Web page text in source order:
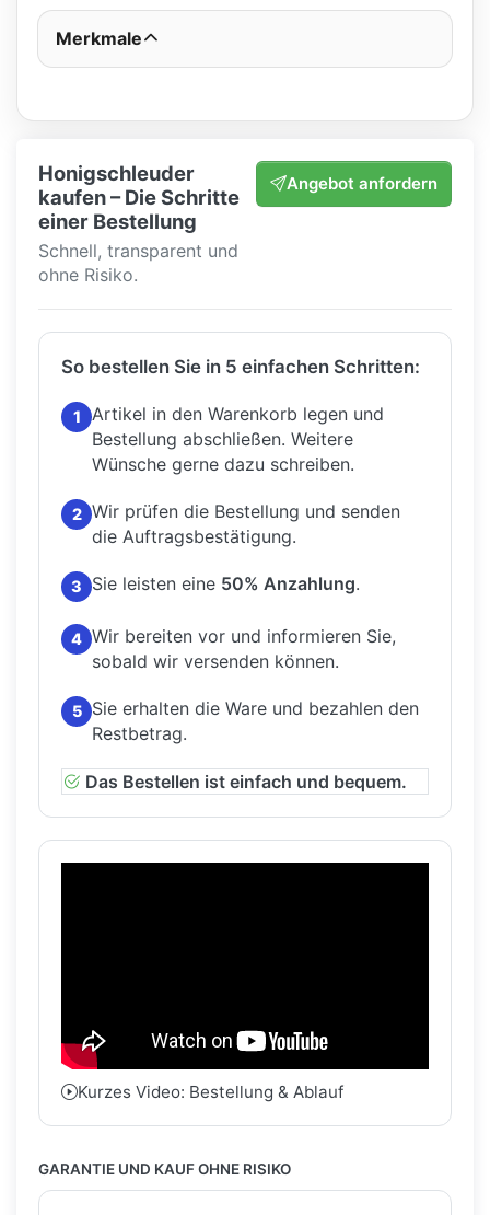
Merkmale
Honigschleuder
kaufen – Die Schritte
einer Bestellung
Schnell, transparent und
ohne Risiko.
Angebot anfordern
So bestellen Sie in 5 einfachen Schritten:
1
Artikel in den Warenkorb legen und
Bestellung abschließen. Weitere
Wünsche gerne dazu schreiben.
2 Wir prüfen die Bestellung und senden
die Auftragsbestätigung.
3 Sie leisten eine 50% Anzahlung.
4 Wir bereiten vor und informieren Sie,
sobald wir versenden können.
5
Sie erhalten die Ware und bezahlen den
Restbetrag.
Das Bestellen ist einfach und bequem.
Kurzes Video: Bestellung & Ablauf
GARANTIE UND KAUF OHNE RISIKO